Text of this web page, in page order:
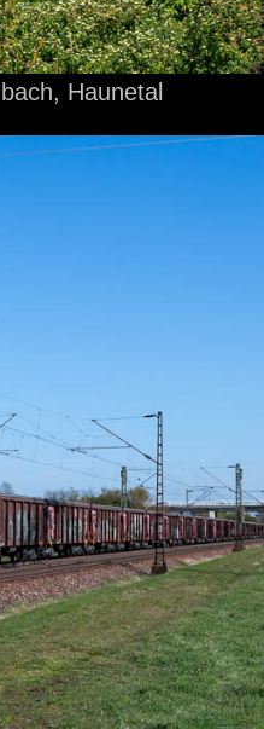
Haunetal